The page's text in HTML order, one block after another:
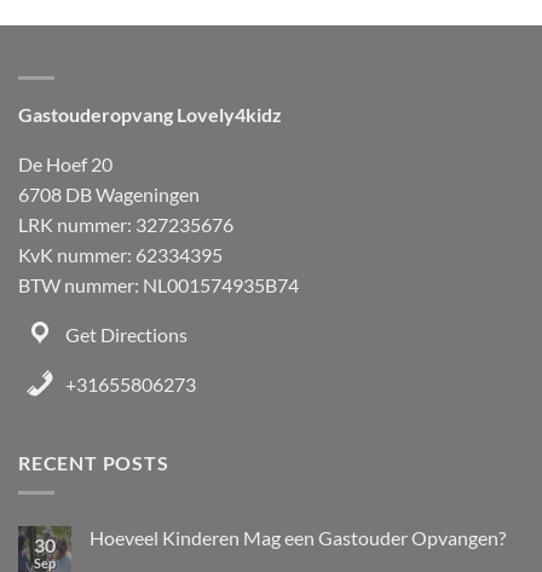
Gastouderopvang Lovely4kidz
De Hoef 20
6708 DB Wageningen
LRK nummer: 327235676
KvK nummer: 62334395
BTW nummer: NL001574935B74
Get Directions
+31655806273
RECENT POSTS
30
Sep
Hoeveel Kinderen Mag een Gastouder Opvangen?